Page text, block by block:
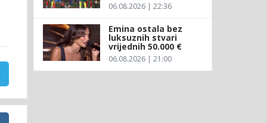
06.08.2026 | 22:36
Emina ostala bez
luksuznih stvari
vrijednih 50.000 €
06.08.2026 | 21:00